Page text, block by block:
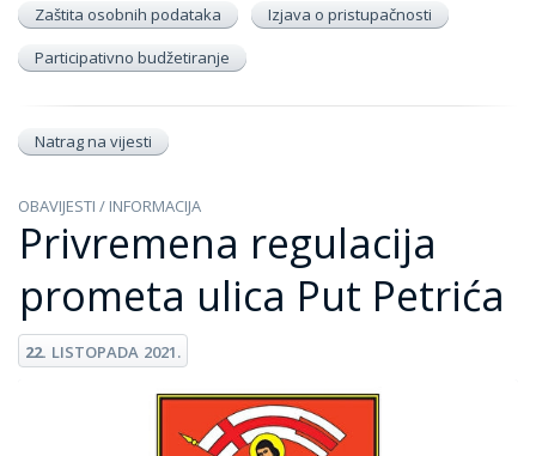
Zaštita osobnih podataka
Izjava o pristupačnosti
Participativno budžetiranje
Natrag na vijesti
OBAVIJESTI / INFORMACIJA
Privremena regulacija
prometa ulica Put Petrića
22. LISTOPADA 2021.